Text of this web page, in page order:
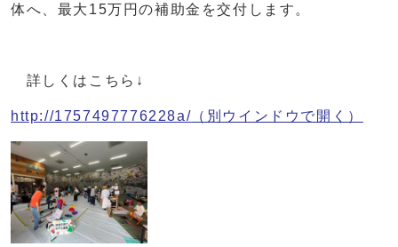
体へ、最大15万円の補助金を交付します。
詳しくはこちら↓
http://1757497776228a/ （別ウインドウで開く）